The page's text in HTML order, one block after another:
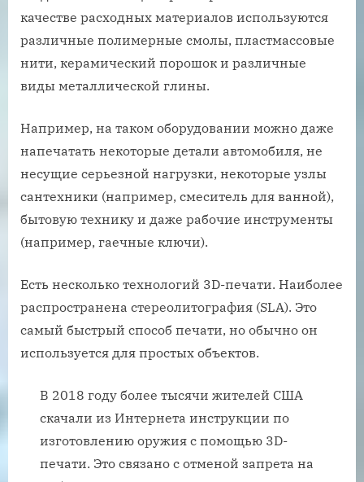
качестве расходных материалов используются
различные полимерные смолы, пластмассовые
нити, керамический порошок и различные
виды металлической глины.
Например, на таком оборудовании можно даже
напечатать некоторые детали автомобиля, не
несущие серьезной нагрузки, некоторые узлы
сантехники (например, смеситель для ванной),
бытовую технику и даже рабочие инструменты
(например, гаечные ключи).
Есть несколько технологий 3D-печати. Наиболее
распространена стереолитография (SLA). Это
самый быстрый способ печати, но обычно он
используется для простых объектов.
В 2018 году более тысячи жителей США
скачали из Интернета инструкции по
изготовлению оружия с помощью 3D-
печати. Это связано с отменой запрета на